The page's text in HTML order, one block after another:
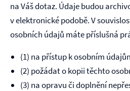
na Váš dotaz. Údaje budou
v elektronické podobě. V
osobních údajů máte příslušná
(1) na přístup k osobním
(2) požádat o kopii těchto
(3) na opravu či doplnění